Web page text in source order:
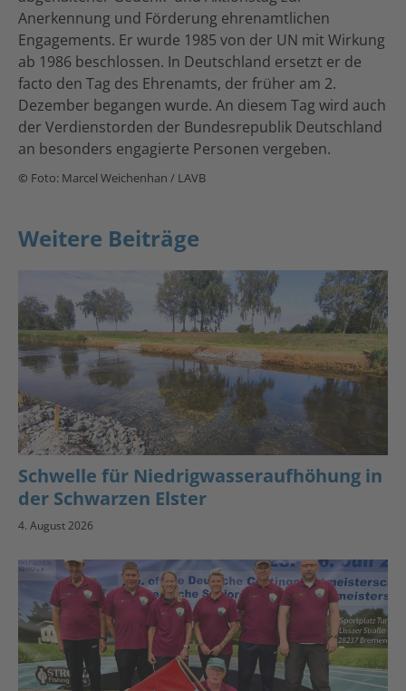
Anerkennung und Förderung ehrenamtlichen
Engagements. Er wurde 1985 von der UN mit Wirkung
ab 1986 beschlossen. In Deutschland ersetzt er de
facto den Tag des Ehrenamts, der früher am 2.
Dezember begangen wurde. An diesem Tag wird auch
der Verdienstorden der Bundesrepublik Deutschland
an besonders engagierte Personen vergeben.
© Foto: Marcel Weichenhan / LAVB
Weitere Beiträge
Schwelle für Niedrigwasseraufhöhung in
der Schwarzen Elster
4. August 2026